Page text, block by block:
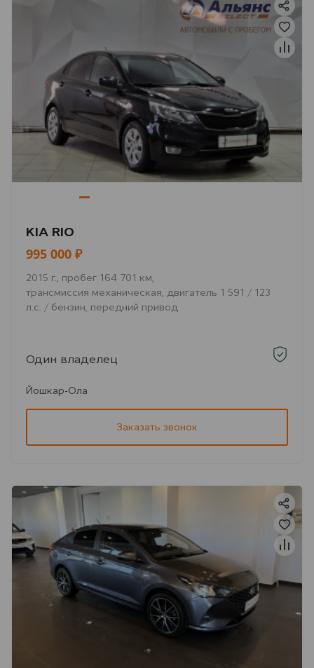
KIA RIO
995 000 ₽
2015 г., пробег 164 701 км,
трансмиссия механическая, двигатель 1 591 / 123
л.с. / бензин, передний привод
Один владелец
Йошкар-Ола
Заказать звонок